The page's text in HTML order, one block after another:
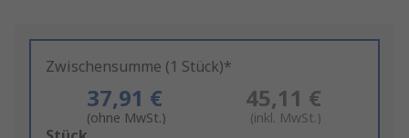
Zwischensumme (1 Stück)*
37,91 €
(ohne MwSt.)
45,11 €
(inkl. MwSt.)